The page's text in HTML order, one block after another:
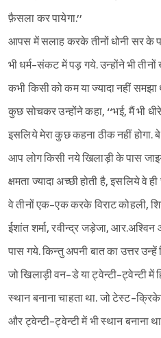
फ़ैसला कर पायेगा.’’
आपस में सलाह करके तीनों धोनी सर के
भी धर्म-संकट में पड़ गये. उन्होंने भी
कभी किसी को कम या ज्यादा नहीं समझा
कुछ सोचकर उन्होंने कहा, ‘‘भई, मैं भी
इसलिये मेरा कुछ कहना ठीक नहीं होगा.
आप लोग किसी नये खिलाड़ी के पास
क्षमता ज्यादा अच्छी होती है, इसलिये वे
वे तीनों एक-एक करके विराट कोहली,
ईशांत शर्मा, रवीन्द्र जड़ेजा,
पास गये. किन्तु अपनी बात का उत्तर
जो खिलाड़ी वन-डे या ट्वेन्टी-ट्वेन्टी
स्थान बनाना चाहता था. जो टेस्ट-
और ट्वेन्टी-ट्वेन्टी में भी स्थान बनाना